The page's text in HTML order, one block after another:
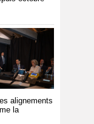
alignements
la